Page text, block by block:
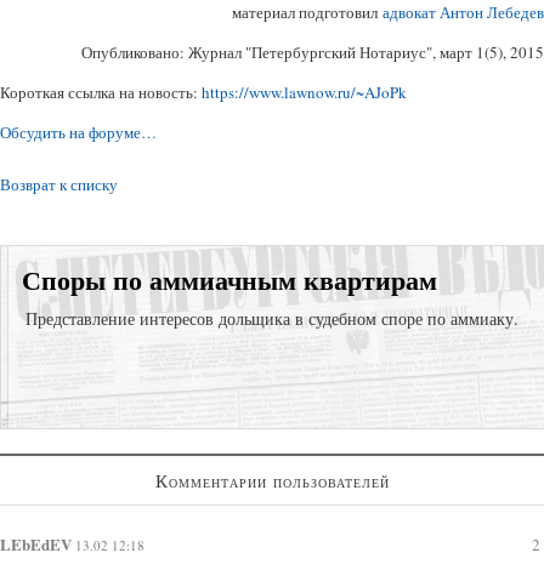
материал подготовил адвокат Антон Лебедев
Опубликовано: Журнал "Петербургский Нотариус", март 1(5), 2015
Короткая ссылка на новость: https://www.lawnow.ru/~AJoPk
Обсудить на форуме…
Возврат к списку
Споры по аммиачным квартирам
Представление интересов дольщика в судебном споре по аммиаку.
Представление интересов в судах общей юрисдикции;
Суд с застройщикомКомментарии пользователей
2
LEbEdEV 13.02 12:18